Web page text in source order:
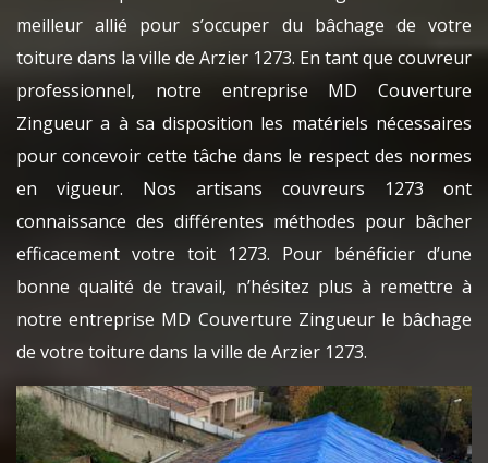
meilleur allié pour s’occuper du bâchage de votre
toiture dans la ville de Arzier 1273. En tant que couvreur
professionnel, notre entreprise MD Couverture
Zingueur a à sa disposition les matériels nécessaires
pour concevoir cette tâche dans le respect des normes
en vigueur. Nos artisans couvreurs 1273 ont
connaissance des différentes méthodes pour bâcher
efficacement votre toit 1273. Pour bénéficier d’une
bonne qualité de travail, n’hésitez plus à remettre à
notre entreprise MD Couverture Zingueur le bâchage
de votre toiture dans la ville de Arzier 1273.